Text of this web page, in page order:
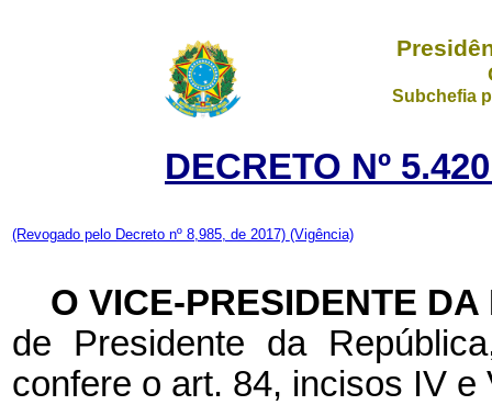
Subchefia
DECRETO Nº
(Revogado pelo Decreto nº 8,985, de 2017) (Vigência)
O VICE-PRESIDENTE
de Presidente da
confere o art. 84, incisos IV